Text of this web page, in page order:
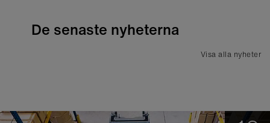
De senaste nyheterna
Visa alla nyheter